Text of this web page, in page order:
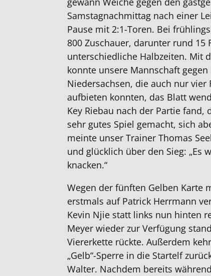
Samstagnachmittag nach einer
Pause mit 2:1-Toren. Bei
800 Zuschauer, darunter rund 15
unterschiedliche Halbzeiten. Mit
konnte unsere Mannschaft
Niedersachsen, die auch nur vier
aufbieten konnten, das Blatt
Key Riebau nach der Partie fand,
sehr gutes Spiel gemacht, sich
meinte unser Trainer Thomas
und glücklich über den Sieg: „Es
knacken.“
Wegen der fünften Gelben Karte
erstmals auf Patrick Herrmann
Kevin Njie statt links nun hinten
Meyer wieder zur Verfügung
Viererkette rückte. Außerdem
„Gelb“-Sperre in die Startelf
Walter. Nachdem bereits